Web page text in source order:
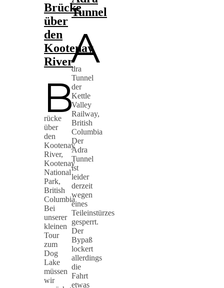
Brücke
über
den
Kootenay
River
B
rücke
über
den
Kootenay
River,
Kootenay
National
Park,
British
Columbia
Bei
unserer
kleinen
Tour
zum
Dog
Lake
müssen
wir
Tunnel
A
dra
Tunnel
der
Kettle
Valley
Railway,
British
Columbia
Der
Adra
Tunnel
ist
leider
derzeit
wegen
eines
Teileinstürzes
gesperrt.
Der
Bypaß
lockert
allerdings
die
Fahrt
etwas